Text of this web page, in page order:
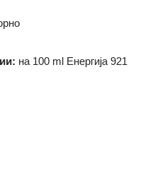
на 100 ml Енергија 921